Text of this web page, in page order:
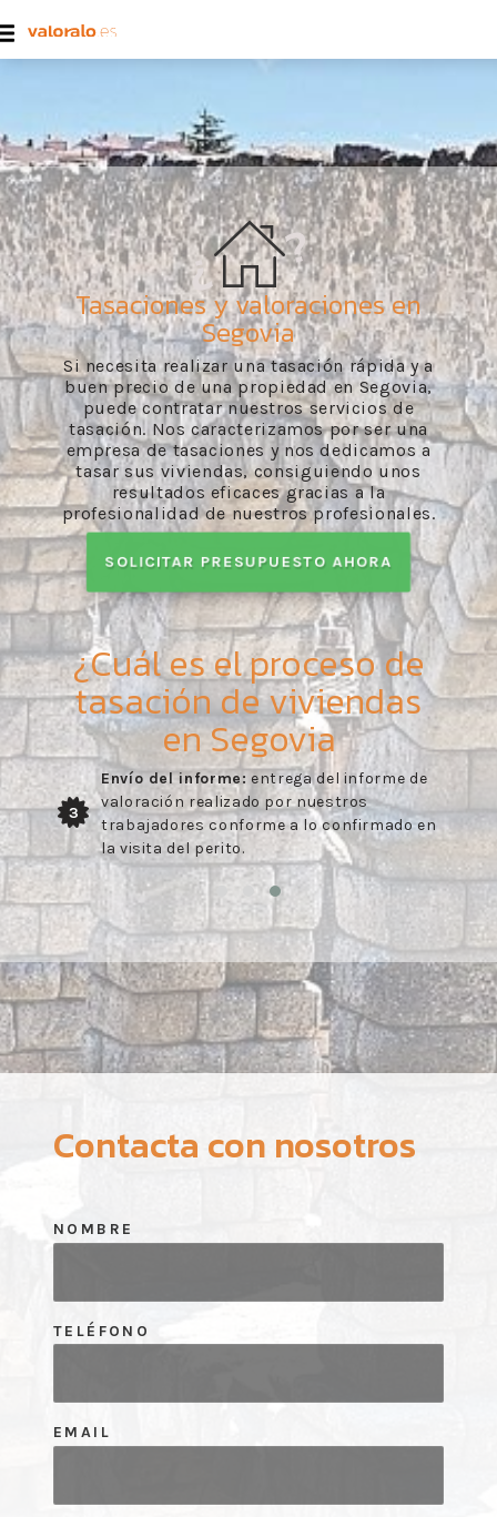
Tasaciones y valoraciones en
Segovia
Si necesita realizar una tasación rápida y a
buen precio de una propiedad en Segovia,
puede contratar nuestros servicios de
tasación. Nos caracterizamos por ser una
empresa de tasaciones y nos dedicamos a
tasar sus viviendas, consiguiendo unos
resultados eficaces gracias a la
profesionalidad de nuestros profesionales.
SOLICITAR PRESUPUESTO AHORA
¿Cuál es el proceso de
tasación de viviendas
en Segovia
3
Envío del informe: entrega del informe de
valoración realizado por nuestros
trabajadores conforme a lo confirmado en
la visita del perito.
Contacta con nosotros
NOMBRE
TELÉFONO
EMAIL